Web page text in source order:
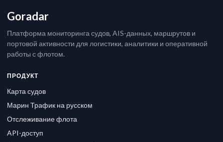
Goradar
Платформа мониторинга судов, AIS-данных, маршрутов и
портовой активности для логистики, аналитики и оперативной
работы с флотом.
ПРОДУКТ
Карта судов
Марин Трафик на русском
Отслеживание флота
API-доступ